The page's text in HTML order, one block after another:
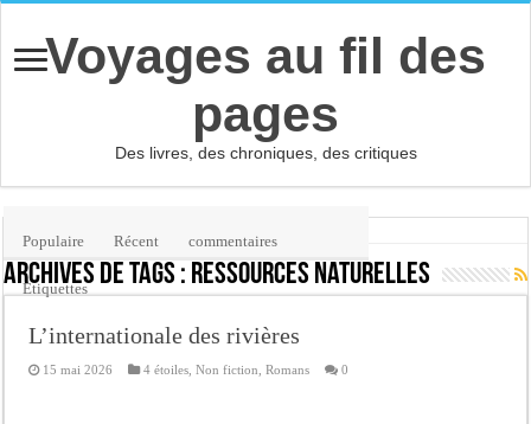
Voyages au fil des
pages
Des livres, des chroniques, des critiques
Archives de tags : ressources naturelles
L’internationale des rivières
15 mai 2026 4 étoiles ,Non fiction ,Romans 0
Populaire Récent commentaires
Etiquettes